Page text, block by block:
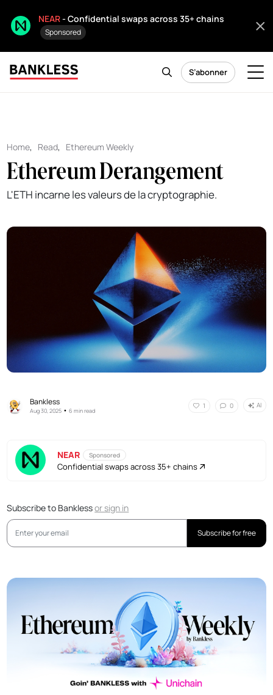
NEAR- Confidential swaps across 35+ chains
Sponsored
S’abonner
Home, Read, Ethereum Weekly
Ethereum Derangement
L'ETH incarne les valeurs de la cryptographie.
Bankless
Aug 30, 2025 •6 min read
1 0 AI
NEAR Sponsored
Confidential swaps across 35+ chains
Subscribe to Banklessorsign in
Subscribe for free